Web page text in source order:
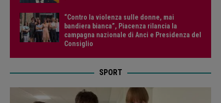
“Contro la violenza sulle donne, mai
bandiera bianca”, Piacenza rilancia la
campagna nazionale di Anci e Presidenza del
Consiglio
SPORT